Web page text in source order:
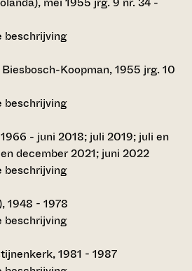
beschrijving
Koopman, 1955 jrg. 10
beschrijving
- juni 2018; juli 2019; juli en
december 2021; juni 2022
beschrijving
1948 - 1978
beschrijving
1981 - 1987